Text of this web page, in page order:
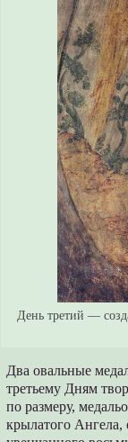
День третий —
Два овальные
третьему Дням
по размеру,
крылатого